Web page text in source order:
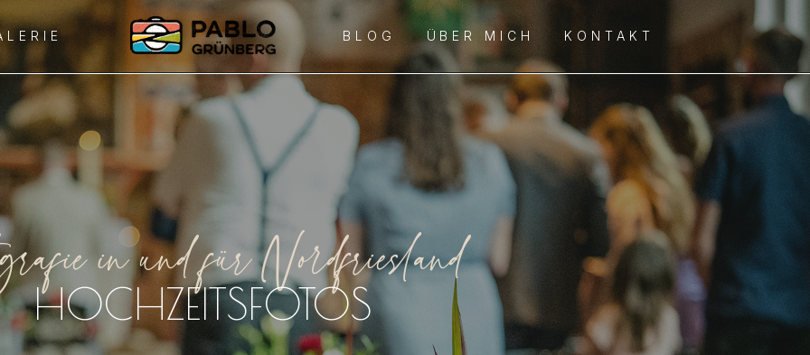
BLOG ÜBER MICH KONTAKT
in und für Nordfriesland
HOCHZEITSFOTOS